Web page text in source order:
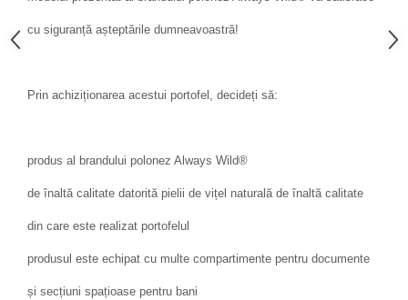
cu siguranță așteptările dumneavoastră!
Prin achiziționarea acestui portofel, decideți să:
produs al brandului polonez Always Wild®
de înaltă calitate datorită pielii de vițel naturală de înaltă calitate
din care este realizat portofelul
produsul este echipat cu multe compartimente pentru documente
și secțiuni spațioase pentru bani